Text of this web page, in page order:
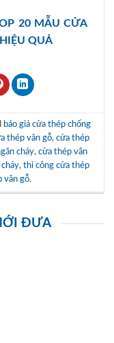
20 MẪU CỬA
QUẢ
báo giá cửa thép chống
thép vân gỗ, cửa thép
cháy, cửa thép vân
, thi công cửa thép
vân gỗ.
ĐƯA